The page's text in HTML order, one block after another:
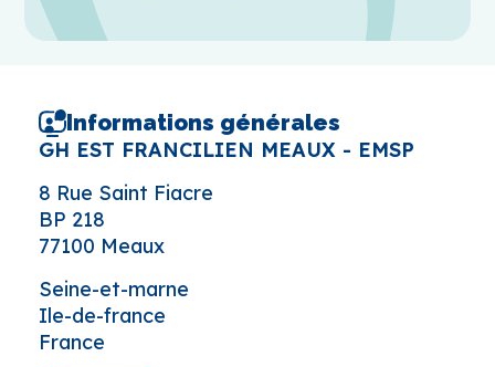
Informations générales
GH EST FRANCILIEN MEAUX - EMSP
8 Rue Saint Fiacre
BP 218
77100 Meaux
Seine-et-marne
Ile-de-france
France